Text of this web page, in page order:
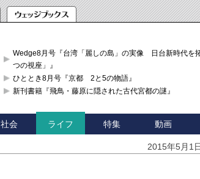
Wedge8月号『台湾「麗しの島」の実像 日台新時代を拓
つの視座」』
ひととき8月号『京都 2と5の物語』
新刊書籍『飛鳥・藤原に隠された古代宮都の謎』
社会 ライフ 特集 動画
2015年5月1